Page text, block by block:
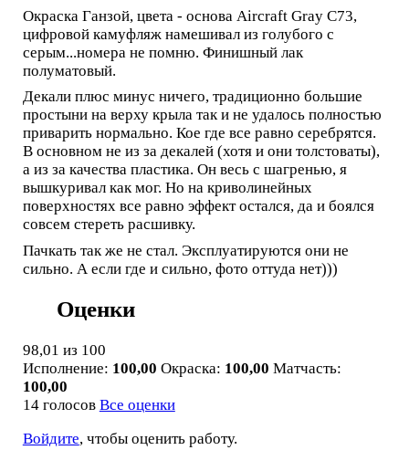
Окраска Ганзой, цвета - основа Aircraft Gray C73,
цифровой камуфляж намешивал из голубого с
серым...номера не помню. Финишный лак
полуматовый.
Декали плюс минус ничего, традиционно большие
простыни на верху крыла так и не удалось полностью
приварить нормально. Кое где все равно серебрятся.
В основном не из за декалей (хотя и они толстоваты),
а из за качества пластика. Он весь с шагренью, я
вышкуривал как мог. Но на криволинейных
поверхностях все равно эффект остался, да и боялся
совсем стереть расшивку.
Пачкать так же не стал. Эксплуатируются они не
сильно. А если где и сильно, фото оттуда нет)))
Оценки
98,01 из 100
Исполнение: 100,00 Окраска: 100,00 Матчасть:
100,00
14 голосов Все оценки
Войдите, чтобы оценить работу.